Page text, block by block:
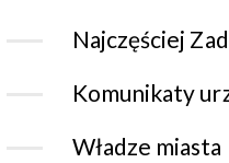
Najczęściej
Komunikaty
Władze miasta